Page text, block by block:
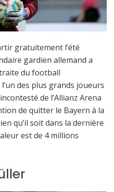
gratuitement l’été
gardien allemand a
du football
des plus grands joueurs
de l’Allianz Arena
de quitter le Bayern à la
qu’il soit dans la dernière
est de 4 millions